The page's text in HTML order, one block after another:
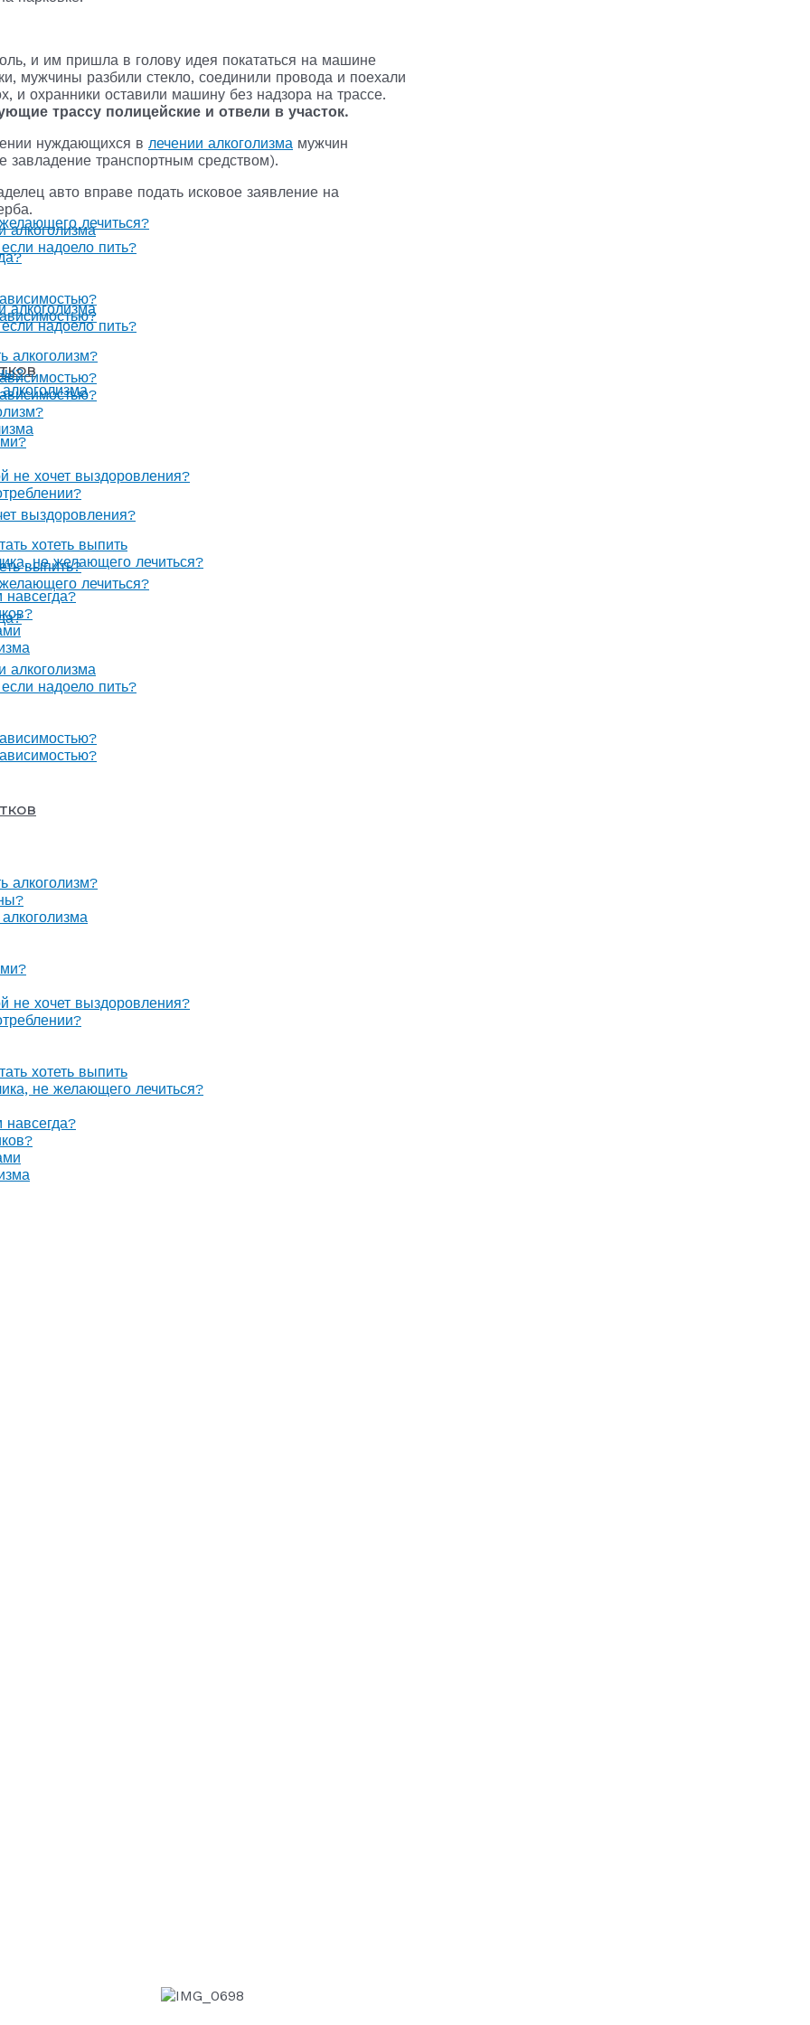
выздоровления?
лечиться?
алкоголизма
надоело пить?
выздоровления?
выпить?
лечиться?
алкоголизма
надоело пить?
выздоровления?
выпить?
лечиться?
алкоголизма
надоело пить?
и им пришла в голову идея покататься на машине
мужчины разбили стекло, соединили провода и поехали
и охранники оставили машину без надзора на трассе.
трассу полицейские и отвели в участок.
нуждающихся в лечении алкоголизма мужчин
транспортным средством).
авто вправе подать исковое заявление на
алкоголизм?
не хочет выздоровления?
хотеть выпить
не желающего лечиться?
навсегда?
алкоголизм?
не хочет выздоровления?
хотеть выпить
не желающего лечиться?
навсегда?